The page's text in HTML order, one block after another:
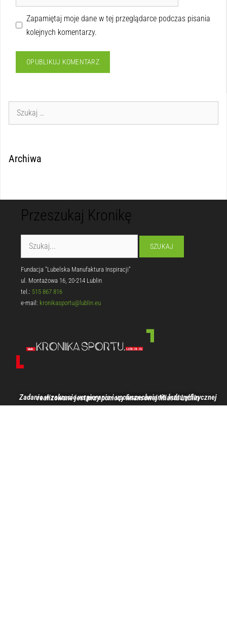
Zapamiętaj moje dane w tej przeglądarce podczas pisania
kolejnych komentarzy.
Archiwa
Przeszukaj Kronikę
Fundacja "Lubelska Manufaktura Inspiracji"
ul. Montażowa 16, 20-214 Lublin
tel.: 515 867 816
e-mail: kronikasportu@lublin.eu
Zadanie w zakresie wspierania i upowszechniania kultury fizycznej realizowane jest przy pomocy finansowej Miasta Lublin